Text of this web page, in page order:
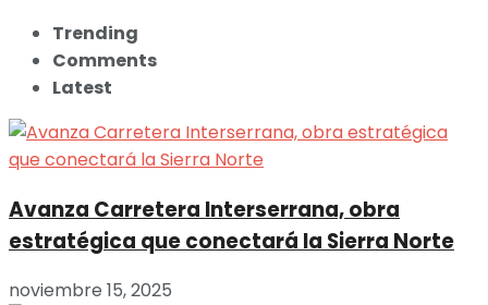
Trending
Comments
Latest
Avanza Carretera Interserrana, obra
estratégica que conectará la Sierra Norte
noviembre 15, 2025